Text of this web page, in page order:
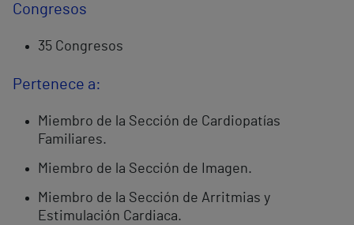
Congresos
35 Congresos
Pertenece a:
Miembro de la Sección de Cardiopatías
Familiares.
Miembro de la Sección de Imagen.
Miembro de la Sección de Arritmias y
Estimulación Cardiaca.